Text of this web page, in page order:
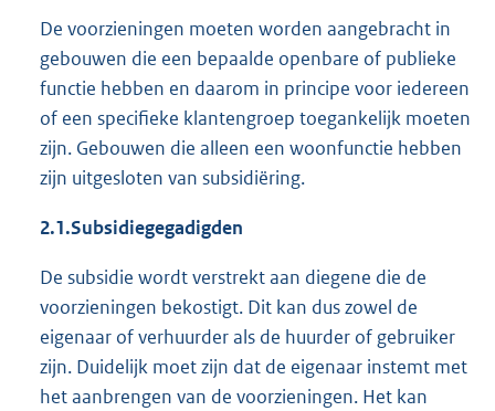
De voorzieningen moeten worden aangebracht in
gebouwen die een bepaalde openbare of publieke
functie hebben en daarom in principe voor iedereen
of een specifieke klantengroep toegankelijk moeten
zijn. Gebouwen die alleen een woonfunctie hebben
zijn uitgesloten van subsidiëring.
2.1.Subsidiegegadigden
De subsidie wordt verstrekt aan diegene die de
voorzieningen bekostigt. Dit kan dus zowel de
eigenaar of verhuurder als de huurder of gebruiker
zijn. Duidelijk moet zijn dat de eigenaar instemt met
het aanbrengen van de voorzieningen. Het kan